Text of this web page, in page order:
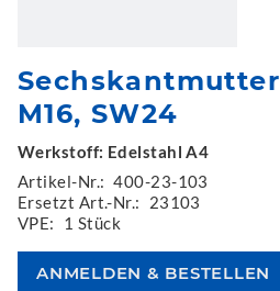
Sechskantmutter
M16, SW24
Werkstoff: Edelstahl A4
Artikel-Nr.: 400-23-103
Ersetzt Art.-Nr.:
23103
VPE:
1 Stück